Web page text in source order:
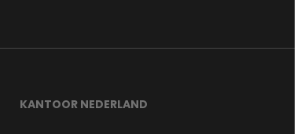
KANTOOR NEDERLAND